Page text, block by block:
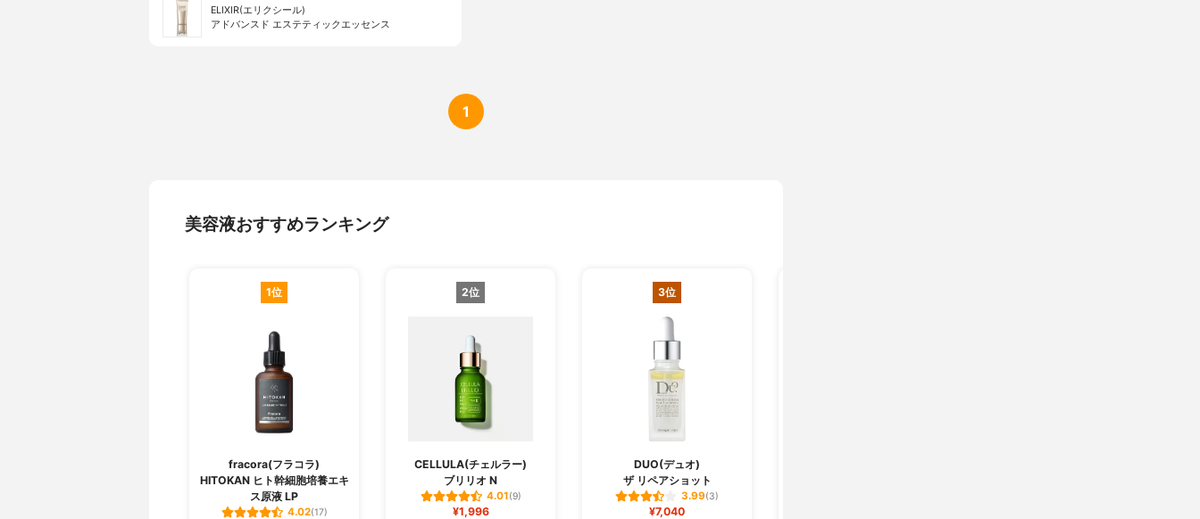
ELIXIR(エリクシール)
アドバンスド エステティックエッセンス
1
美容液おすすめランキング
1位
fracora(フラコラ)
HITOKAN ヒト幹細胞培養エキ
ス原液 LP
4.02(17)
2位
CELLULA(チェルラー)
ブリリオ N
4.01(9)
¥1,996
3位
DUO(デュオ)
ザ リペアショット
3.99(3)
¥7,040